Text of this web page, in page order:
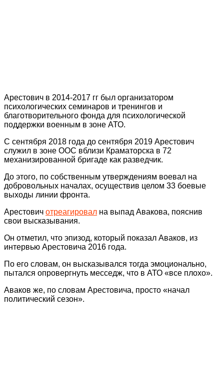
Арестович в 2014-2017 гг был организатором
психологических семинаров и тренингов и
благотворительного фонда для психологической
поддержки военным в зоне АТО.
С сентября 2018 года до сентября 2019 Арестович
служил в зоне ООС вблизи Краматорска в 72
механизированной бригаде как разведчик.
До этого, по собственным утверждениям воевал на
добровольных началах, осуществив целом 33 боевые
выходы линии фронта.
Арестович отреагировал на выпад Авакова, пояснив
свои высказывания.
Он отметил, что эпизод, который показал Аваков, из
интервью Арестовича 2016 года.
По его словам, он высказывался тогда эмоционально,
пытался опровергнуть месседж, что в АТО «все плохо».
Аваков же, по словам Арестовича, просто «начал
политический сезон».